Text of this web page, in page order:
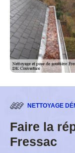
NETTOYAGE
Faire la
Fressac